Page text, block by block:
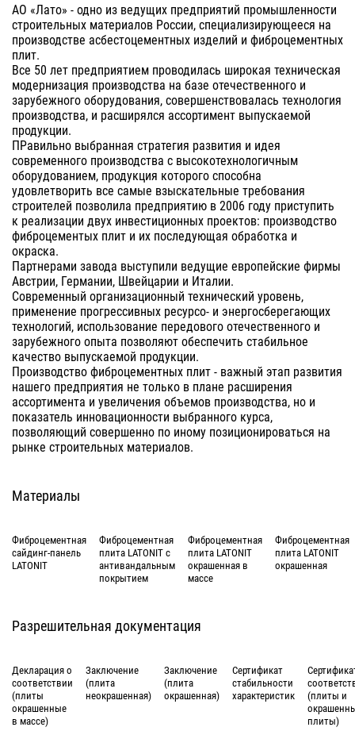
АО «‎Лато»‎ - одно из ведущих предприятий промышленности
строительных материалов России, специализирующееся на
производстве асбестоцементных изделий и фиброцементных
плит.
Все 50 лет предприятием проводилась широкая техническая
модернизация производства на базе отечественного и
зарубежного оборудования, совершенствовалась технология
производства, и расширялся ассортимент выпускаемой
продукции.
ПРавильно выбранная стратегия развития и идея
современного производства с высокотехнологичным
оборудованием, продукция которого способна
удовлетворить все самые взыскательные требования
строителей позволила предприятию в 2006 году приступить
к реализации двух инвестиционных проектов: производство
фиброцементых плит и их последующая обработка и
окраска.
Партнерами завода выступили ведущие европейские фирмы
Австрии, Германии, Швейцарии и Италии.
Современный организационный технический уровень,
применение прогрессивных ресурсо- и энергосберегающих
технологий, использование передового отечественного и
зарубежного опыта позволяют обеспечить стабильное
качество выпускаемой продукции.
Производство фиброцементных плит - важный этап развития
нашего предприятия не только в плане расширения
ассортимента и увеличения объемов производства, но и
показатель инновационности выбранного курса,
позволяющий совершенно по иному позиционироваться на
рынке строительных материалов.
Материалы
Фиброцементная
сайдинг-панель
LATONIT
Фиброцементная
плита LATONIT с
антивандальным
покрытием
Фиброцементная
плита LATONIT
окрашенная в
массе
Фиброцементная
плита LATONIT
окрашенная
Разрешительная документация
Декларация о
соответствии
(плиты
окрашенные
в массе)
Заключение
(плита
неокрашенная)
Заключение
(плита
окрашенная)
Сертификат
стабильности
характеристик
(плиты и
плиты)